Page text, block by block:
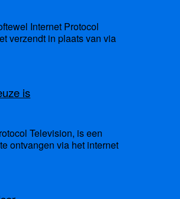
Internet Protocol
verzendt in plaats van via
is
Television, is een
ontvangen via het internet